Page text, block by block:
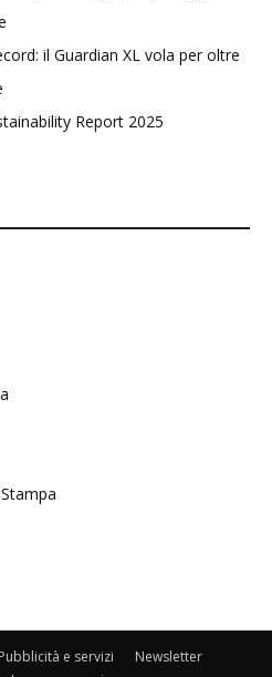
il Guardian XL vola per oltre
Report 2025
Pubblicità e servizi
Newsletter